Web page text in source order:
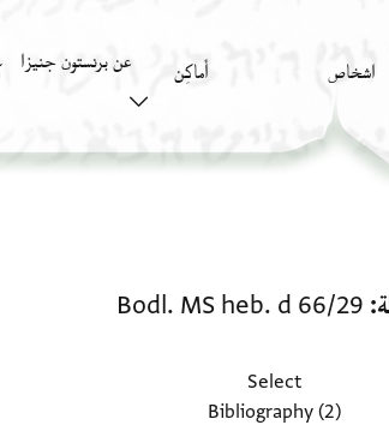
اشخاص أَماكِن عن برنستون جنيزا
Bodl. MS heb. d 66/29
Select
Bibliography (2)